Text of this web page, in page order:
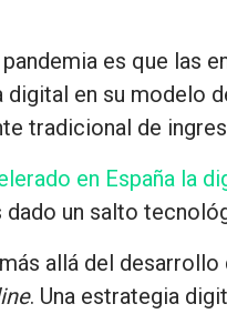
es que las
digital en su modelo
tradicional de
en España la
dado un salto
allá del desarrollo
. Una estrategia